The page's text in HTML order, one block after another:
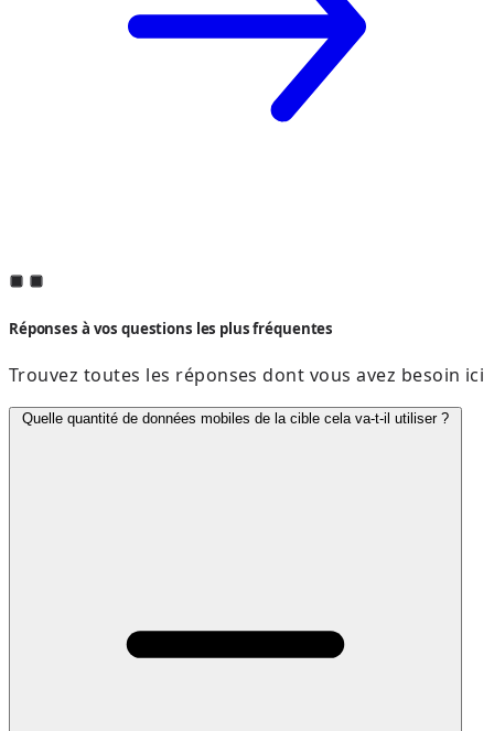
Réponses à vos questions les plus fréquentes
Trouvez toutes les réponses dont vous avez besoin ici
Quelle quantité de données mobiles de la cible cela va-t-il utiliser ?